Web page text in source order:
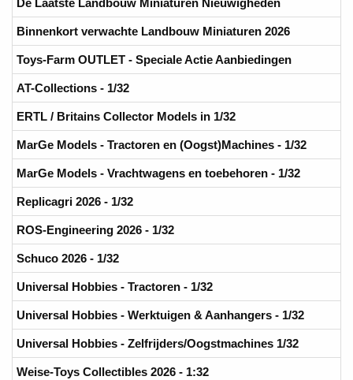
De Laatste Landbouw Miniaturen Nieuwigheden
Binnenkort verwachte Landbouw Miniaturen 2026
Toys-Farm OUTLET - Speciale Actie Aanbiedingen
AT-Collections - 1/32
ERTL / Britains Collector Models in 1/32
MarGe Models - Tractoren en (Oogst)Machines - 1/32
MarGe Models - Vrachtwagens en toebehoren - 1/32
Replicagri 2026 - 1/32
ROS-Engineering 2026 - 1/32
Schuco 2026 - 1/32
Universal Hobbies - Tractoren - 1/32
Universal Hobbies - Werktuigen & Aanhangers - 1/32
Universal Hobbies - Zelfrijders/Oogstmachines 1/32
Weise-Toys Collectibles 2026 - 1:32